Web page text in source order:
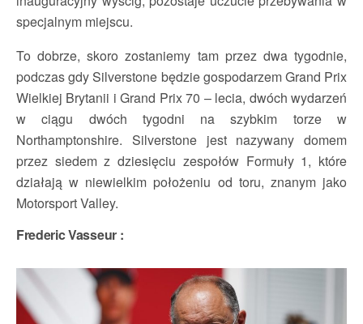
specjalnym miejscu.
To dobrze, skoro zostaniemy tam przez dwa tygodnie,
podczas gdy Silverstone będzie gospodarzem Grand Prix
Wielkiej Brytanii i Grand Prix 70 – lecia, dwóch wydarzeń
w ciągu dwóch tygodni na szybkim torze w
Northamptonshire. Silverstone jest nazywany domem
przez siedem z dziesięciu zespołów Formuły 1, które
działają w niewielkim położeniu od toru, znanym jako
Motorsport Valley.
Frederic Vasseur :